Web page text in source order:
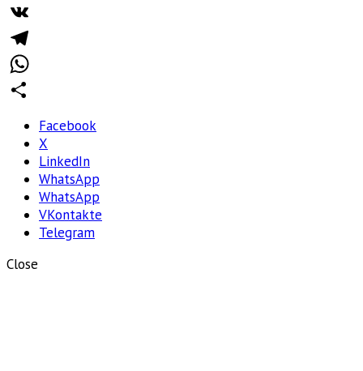
Facebook
VK
Telegram
WhatsApp
Facebook
X
LinkedIn
WhatsApp
WhatsApp
VKontakte
Telegram
Close